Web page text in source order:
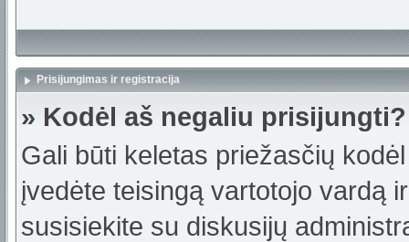
Prisijungimas ir registracija
» Kodėl aš negaliu prisijungti?
Gali būti keletas priežasčių
įvedėte teisingą vartotojo vardą
susisiekite su diskusijų